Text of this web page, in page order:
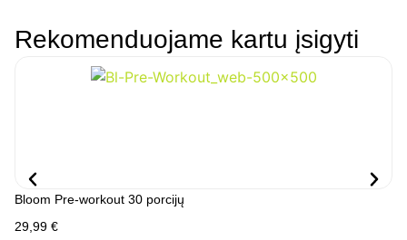
Rekomenduojame kartu įsigyti
Bloom Pre-workout 30 porcijų
29,99 €